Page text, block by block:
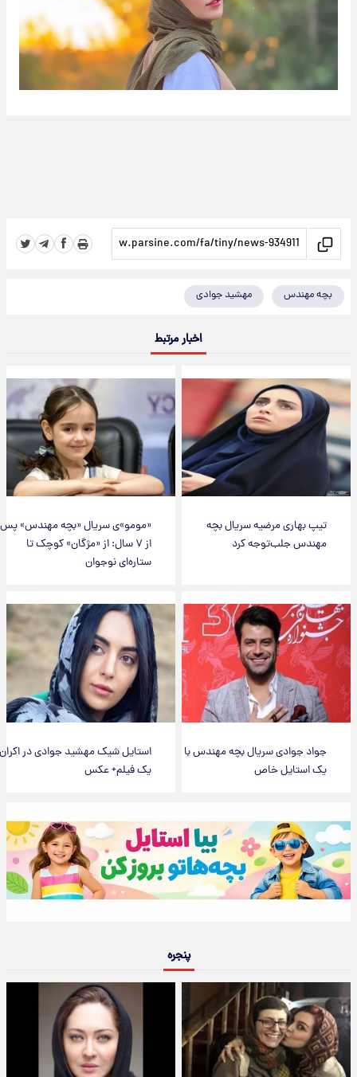
بچه مهندس مهشید جوادی
اخبار مرتبط
تیپ بهاری مرضیه سریال بچه
مهندس جلب‌توجه کرد
«مومو»ی سریال «بچه مهندس» پس
از ۷ سال: از «مژگان» کوچک تا
ستاره‌ای نوجوان
جواد جوادی سریال بچه مهندس با
یک استایل خاص
استایل شیک مهشید جوادی در اکران
یک فیلم+ عکس
پنجره